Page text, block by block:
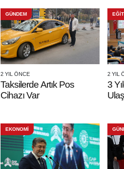
GÜNDEM
2 YIL ÖNCE
Taksilerde Artık Pos
Cihazı Var
2 YIL
3
EKONOMİ